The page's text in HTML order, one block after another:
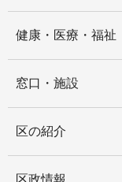
健康・医療・福祉
窓口・施設
区の紹介
区政情報